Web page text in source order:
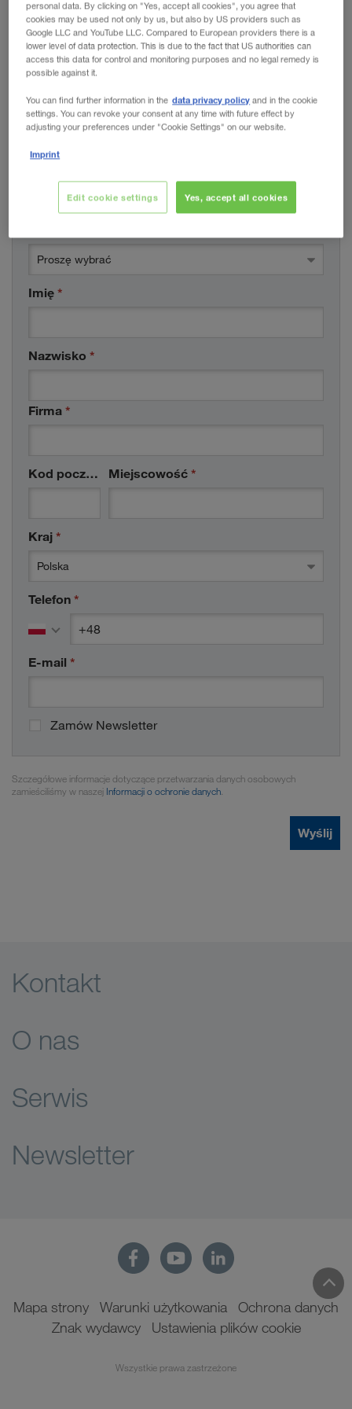
WALTER LAGER-BETRIEBE GmbH
WALTER LEASING GmbH
WALTER REAL ESTATE GmbH
O NAS
PAŃSTWA DANE * Pole obowiązkowe
Proszę wybrać
Imię *
Nazwisko *
Firma *
Kod pocztowy*
Miejscowość *
Kraj *
Polska
Telefon *
country codephone number
E-mail *
Zamów Newsletter
Szczegółowe informacje dotyczące przetwarzania danych osobowych
zamieściliśmy w naszej Informacji o ochronie danych
Wyślij
Kontakt
O nas
Serwis
Newsletter
Mapa strony Warunki użytkowania
Ochrona danych
Znak wydawcy
Ustawienia plików cookie
Wszystkie prawa zastrzeżone
personal data. By clicking on "Yes, accept all cookies", you agree that
cookies may be used not only by us, but also by US providers such as
Google LLC and YouTube LLC. Compared to European providers there is a
lower level of data protection. This is due to the fact that US authorities can
access this data for control and monitoring purposes and no legal remedy is
possible against it.
You can find further information in the data privacy policy and in the cookie
settings. You can revoke your consent at any time with future effect by
adjusting your preferences under "Cookie Settings" on our website.
Imprint
Yes, accept all cookies
Edit cookie settings